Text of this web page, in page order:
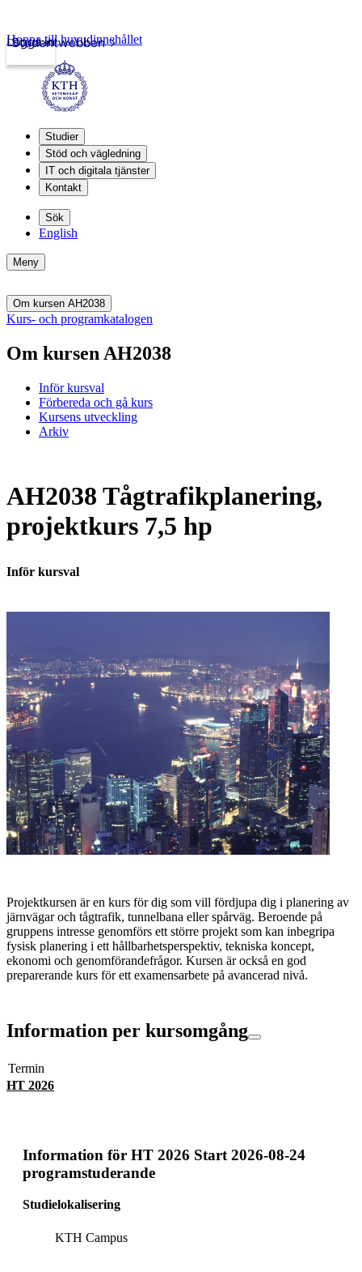
Studentwebben
Logga in
Hoppa till huvudinnehållet
Studier
Stöd och vägledning
IT och digitala tjänster
Kontakt
Sök
English
Meny
Om kursen AH2038
Kurs- och programkatalogen
Om kursen AH2038
Inför kursval
Förbereda och gå kurs
Kursens utveckling
Arkiv
AH2038 Tågtrafikplanering,
projektkurs 7,5 hp
Inför kursval
Projektkursen är en kurs för dig som vill fördjupa dig i planering av
järnvägar och tågtrafik, tunnelbana eller spårväg. Beroende på
gruppens intresse genomförs ett större projekt som kan inbegripa
fysisk planering i ett hållbarhetsperspektiv, tekniska koncept,
ekonomi och genomförandefrågor. Kursen är också en god
preparerande kurs för ett examensarbete på avancerad nivå.
Information per kursomgång
Termin
HT 2026
Information för HT 2026 Start 2026-08-24
programstuderande
Studielokalisering
KTH Campus